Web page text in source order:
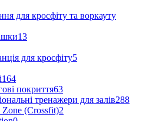
для кросфіту та воркауту
13
для кросфіту5
164
покриття63
тренажери для залів288
Zone (Crossfit)2